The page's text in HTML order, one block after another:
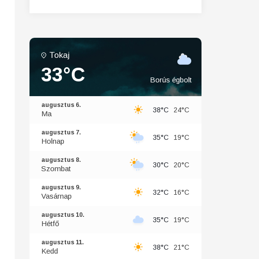
Tokaj
33°C Borús égbolt
augusztus 6.
Ma 38°C 24°C
augusztus 7.
Holnap 35°C 19°C
augusztus 8.
Szombat 30°C 20°C
augusztus 9.
Vasárnap 32°C 16°C
augusztus 10.
Hétfő 35°C 19°C
augusztus 11.
Kedd 38°C 21°C